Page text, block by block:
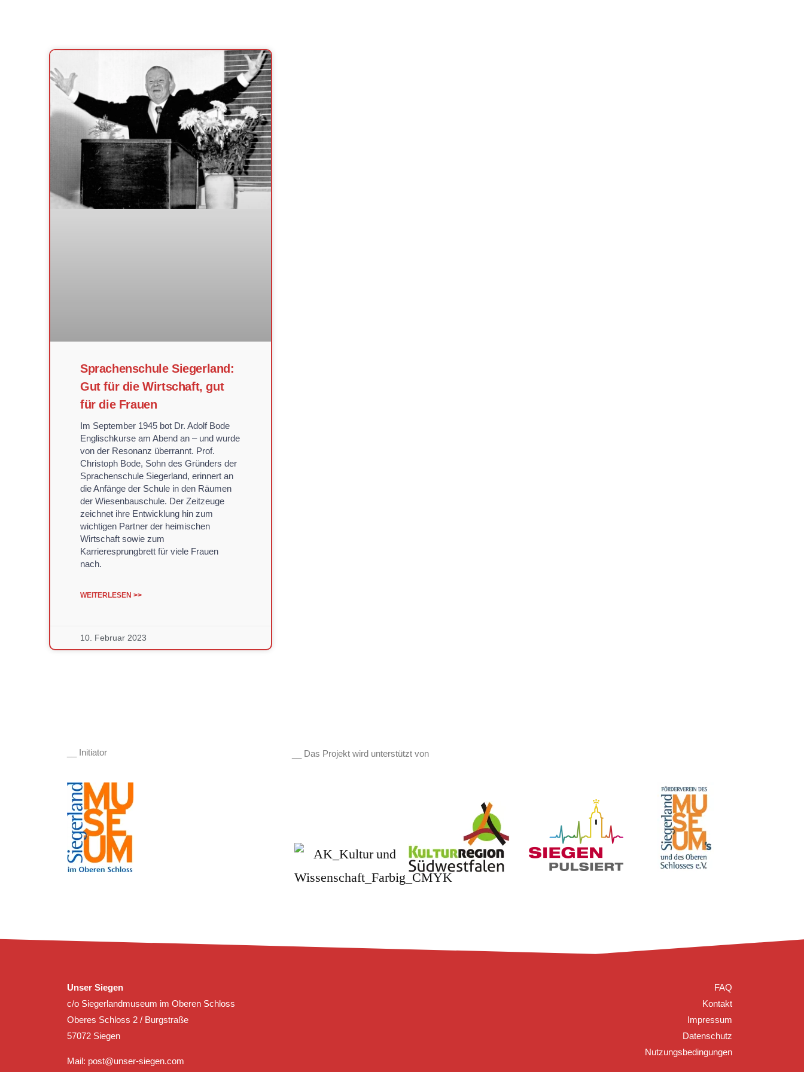
Sprachenschule Siegerland:
Gut für die Wirtschaft, gut
für die Frauen
Im September 1945 bot Dr. Adolf Bode
Englischkurse am Abend an – und wurde
von der Resonanz überrannt. Prof.
Christoph Bode, Sohn des Gründers der
Sprachenschule Siegerland, erinnert an
die Anfänge der Schule in den Räumen
der Wiesenbauschule. Der Zeitzeuge
zeichnet ihre Entwicklung hin zum
wichtigen Partner der heimischen
Wirtschaft sowie zum
Karrieresprungbrett für viele Frauen
nach.
WEITERLESEN >>
10. Februar 2023
__ Initiator __ Das Projekt wird unterstützt von
Unser Siegen
c/o Siegerlandmuseum im Oberen Schloss
Oberes Schloss 2 / Burgstraße
57072 Siegen
Mail: post@unser-siegen.com
FAQ
Kontakt
Impressum
Datenschutz
Nutzungsbedingungen